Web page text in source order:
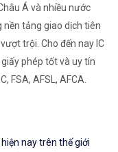
Á và nhiều nước
nền tảng giao dịch tiên
trội. Cho đến nay IC
phép tốt và uy tín
FSA, AFSL, AFCA.
nay trên thế giới